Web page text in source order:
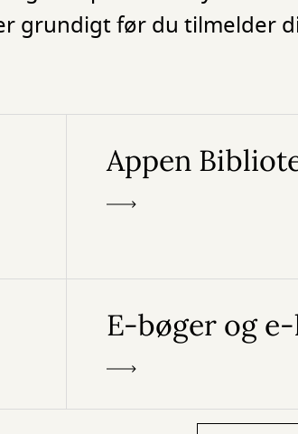
grundigt før du tilmelder
Appen
E-bøger og